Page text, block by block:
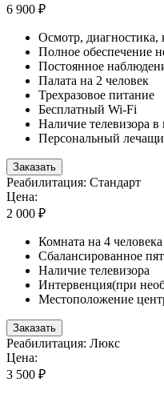
6 900 ₽
Осмотр, диагностика,
Полное обеспечение
Постоянное
Палата на 2 человек
Трехразовое питание
Бесплатный Wi-Fi
Наличие телевизора в
Персональный
Заказать
Реабилитация: Стандарт
Цена:
2 000 ₽
Комната на 4 человека
Сбалансированное
Наличие телевизора
Интервенция(при
Местоположение
Заказать
Реабилитация: Люкс
Цена:
3 500 ₽